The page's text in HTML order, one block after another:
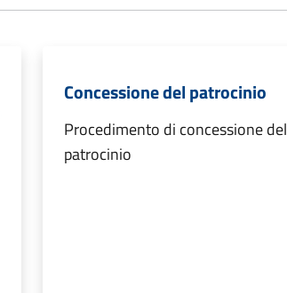
Concessione del patrocinio
Procedimento di concessione del
patrocinio